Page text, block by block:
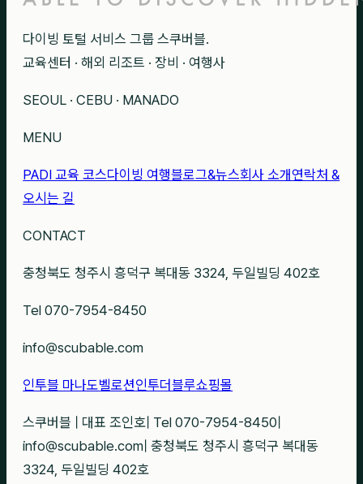
다이빙 토털 서비스 그룹 스쿠버블.
교육센터 · 해외 리조트 · 장비 · 여행사
SEOUL · CEBU · MANADO
MENU
PADI 교육 코스다이빙 여행블로그&뉴스회사 소개 연락처 &
오시는 길
CONTACT
충청북도 청주시 흥덕구 복대동 3324, 두일빌딩 402호
Tel 070-7954-8450
info@scubable.com
인투블 마나도벨로션인투더블루쇼핑몰
스쿠버블 대표 조인호 Tel 070-7954-8450
info@scubable.com 충청북도 청주시 흥덕구 복대동
3324, 두일빌딩 402호